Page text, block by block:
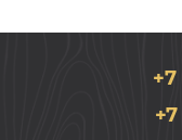
33 класс, Орех,
+7